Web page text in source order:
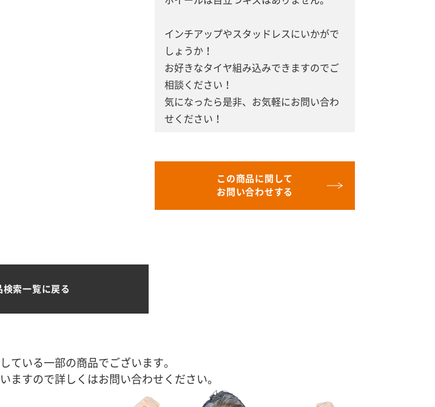
インチアップやスタッドレスにいかがで
しょうか！
お好きなタイヤ組み込みできますのでご
相談ください！
気になったら是非、お気軽にお問い合わ
せください！
この商品に関して
お問い合わせする
検索一覧に戻る
ている一部の商品でございます。
ますので詳しくはお問い合わせください。